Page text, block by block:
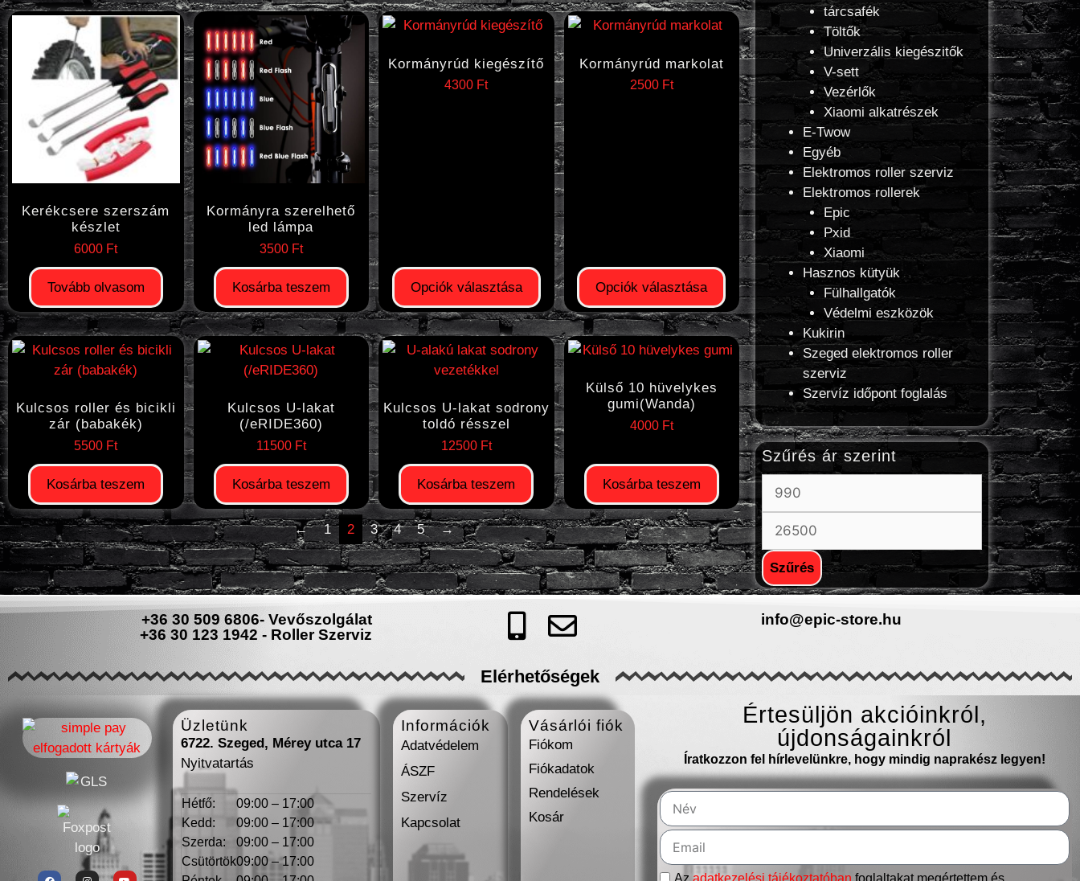
Kerékcsere szerszám
készlet
6000 Ft
Tovább olvasom
Kormányra szerelhető
led lámpa
3500 Ft
Kosárba teszem
Kormányrúd kiegészítő
4300 Ft
Opciók választása
Kormányrúd markolat
2500 Ft
Opciók választása
Kulcsos roller és bicikli
zár (babakék)
5500 Ft
Kosárba teszem
Kulcsos U-lakat
(/eRIDE360)
11500 Ft
Kosárba teszem
Kulcsos U-lakat sodrony
toldó résszel
12500 Ft
Kosárba teszem
Külső 10 hüvelykes
gumi(Wanda)
4000 Ft
Kosárba teszem
← 1 2 3 4 5 →
tárcsafék
Töltők
Univerzális kiegészitők
V-sett
Vezérlők
Xiaomi alkatrészek
E-Twow
Egyéb
Elektromos roller szerviz
Elektromos rollerek
Epic
Pxid
Xiaomi
Hasznos kütyük
Fülhallgatók
Védelmi eszközök
Kukirin
Szeged elektromos roller
szerviz
Szervíz időpont foglalás
Szűrés ár szerint
Szűrés
+36 30 509 6806- Vevőszolgálat
+36 30 123 1942 - Roller Szerviz
info@epic-store.hu
Elérhetőségek
Üzletünk
6722. Szeged, Mérey utca 17
Nyitvatartás
Hétfő:
09:00 – 17:00
Kedd:
09:00 – 17:00
Szerda:
09:00 – 17:00
Csütörtök09:00 – 17:00
Információk
Adatvédelem
ÁSZF
Szervíz
Kapcsolat
Vásárlói fiók
Fiókom
Fiókadatok
Rendelések
Kosár
Értesüljön akcióinkról,
újdonságainkról
Íratkozzon fel hírlevelünkre, hogy mindig naprakész legyen!
Az adatkezelési tájékoztatóban foglaltakat megértettem és